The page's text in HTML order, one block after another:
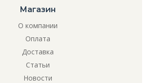
Магазин
О компании
Оплата
Доставка
Статьи
Новости